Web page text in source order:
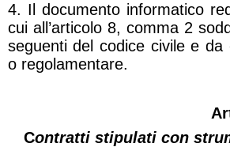
4. Il documento informatico
cui all’articolo 8, comma 2
seguenti del codice civile e da
o regolamentare.
Contratti stipulati con